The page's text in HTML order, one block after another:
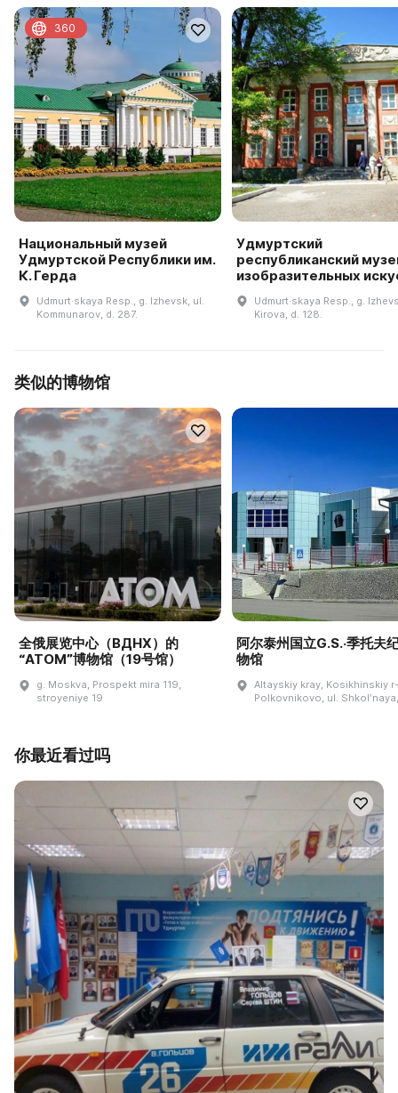
Национальный музей
Удмуртской Республики им.
К. Герда
Udmurt·skaya Resp., g. Izhevsk, ul.
Kommunarov, d. 287.
360
Удмуртский
республиканский
изобразительных
Udmurt·skaya Resp., g.
Kirova, d. 128.
类似的博物馆
全俄展览中心（ВДНХ）的
“ATOM”博物馆（19号馆）
g. Moskva, Prospekt mira 119,
stroyeniye 19
阿尔泰州国立G.S.·季托夫
物馆
Altayskiy kray, Kosikhinskiy
Polkovnikovo, ul.
你最近看过吗